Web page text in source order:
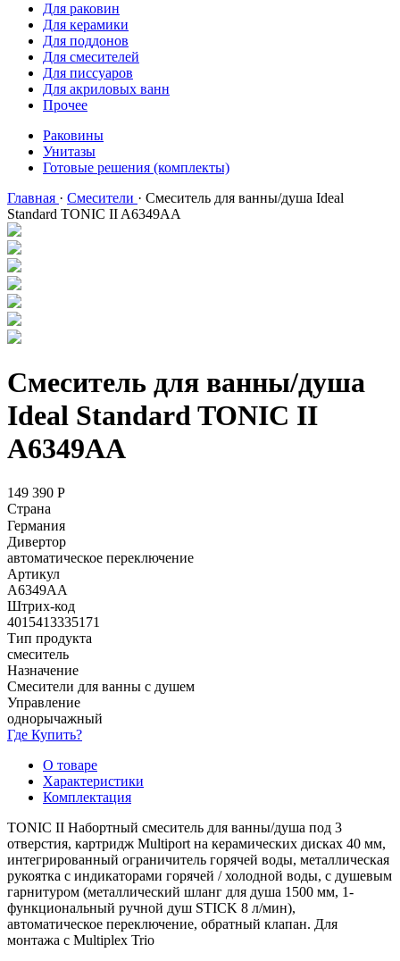
Для раковин
Для керамики
Для поддонов
Для смесителей
Для писсуаров
Для акриловых ванн
Прочее
Раковины
Унитазы
Готовые решения (комплекты)
Главная · Смесители · Смеситель для ванны/душа Ideal
Standard TONIC II A6349AA
Смеситель для ванны/душа
Ideal Standard TONIC II
A6349AA
149 390 Р
Страна
Германия
Дивертор
автоматическое переключение
Артикул
A6349AA
Штрих-код
4015413335171
Тип продукта
смеситель
Назначение
Смесители для ванны с душем
Управление
однорычажный
Где Купить?
О товаре
Характеристики
Комплектация
TONIC II Набортный смеситель для ванны/душа под 3
отверстия, картридж Multiport на керамических дисках 40 мм,
интегрированный ограничитель горячей воды, металлическая
рукоятка с индикаторами горячей / холодной воды, с душевым
гарнитуром (металлический шланг для душа 1500 мм, 1-
функциональный ручной душ STICK 8 л/мин),
автоматическое переключение, обратный клапан. Для
монтажа с Multiplex Trio